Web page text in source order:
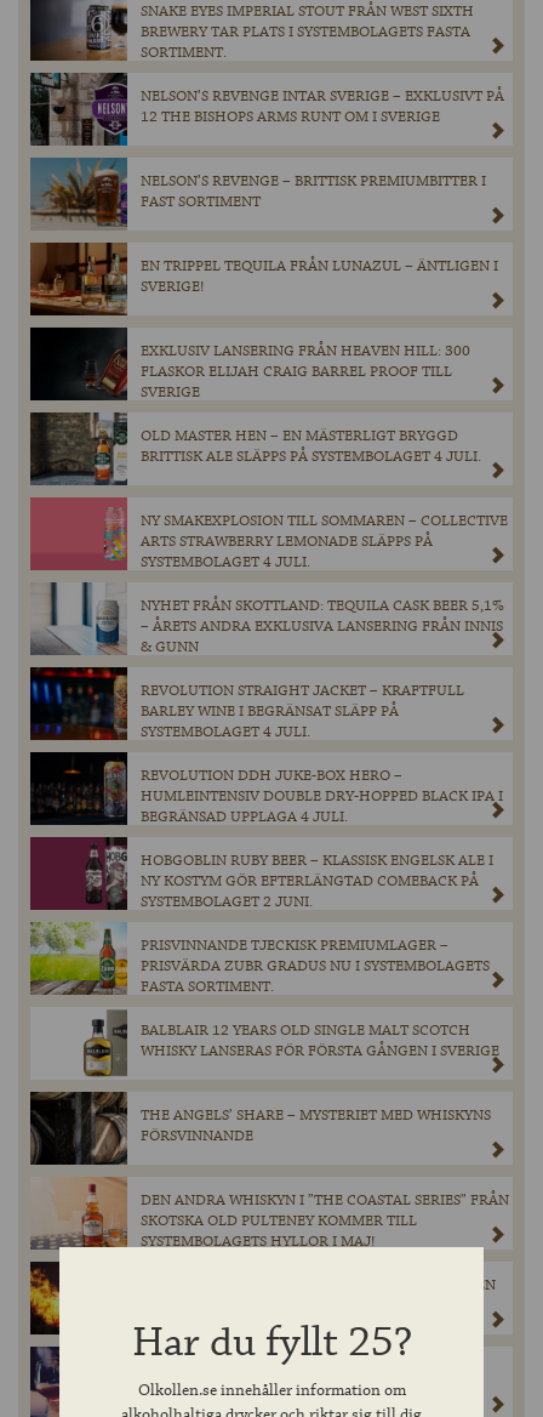
SNAKE EYES IMPERIAL STOUT FRÅN WEST SIXTH
BREWERY TAR PLATS I SYSTEMBOLAGETS FASTA
SORTIMENT.
NELSON’S REVENGE INTAR SVERIGE – EXKLUSIVT PÅ
12 THE BISHOPS ARMS RUNT OM I SVERIGE
NELSON’S REVENGE – BRITTISK PREMIUMBITTER I
FAST SORTIMENT
EN TRIPPEL TEQUILA FRÅN LUNAZUL – ÄNTLIGEN I
SVERIGE!
EXKLUSIV LANSERING FRÅN HEAVEN HILL: 300
FLASKOR ELIJAH CRAIG BARREL PROOF TILL
SVERIGE
OLD MASTER HEN – EN MÄSTERLIGT BRYGGD
BRITTISK ALE SLÄPPS PÅ SYSTEMBOLAGET 4 JULI.
NY SMAKEXPLOSION TILL SOMMAREN – COLLECTIVE
ARTS STRAWBERRY LEMONADE SLÄPPS PÅ
SYSTEMBOLAGET 4 JULI.
NYHET FRÅN SKOTTLAND: TEQUILA CASK BEER 5,1%
– ÅRETS ANDRA EXKLUSIVA LANSERING FRÅN INNIS
& GUNN
REVOLUTION STRAIGHT JACKET – KRAFTFULL
BARLEY WINE I BEGRÄNSAT SLÄPP PÅ
SYSTEMBOLAGET 4 JULI.
REVOLUTION DDH JUKE-BOX HERO –
HUMLEINTENSIV DOUBLE DRY-HOPPED BLACK IPA I
BEGRÄNSAD UPPLAGA 4 JULI.
HOBGOBLIN RUBY BEER – KLASSISK ENGELSK ALE I
NY KOSTYM GÖR EFTERLÄNGTAD COMEBACK PÅ
SYSTEMBOLAGET 2 JUNI.
PRISVINNANDE TJECKISK PREMIUMLAGER –
PRISVÄRDA ZUBR GRADUS NU I SYSTEMBOLAGETS
FASTA SORTIMENT.
BALBLAIR 12 YEARS OLD SINGLE MALT SCOTCH
WHISKY LANSERAS FÖR FÖRSTA GÅNGEN I SVERIGE
THE ANGELS’ SHARE – MYSTERIET MED WHISKYNS
FÖRSVINNANDE
DEN ANDRA WHISKYN I ”THE COASTAL SERIES” FRÅN
SKOTSKA OLD PULTENEY KOMMER TILL
SYSTEMBOLAGETS HYLLOR I MAJ!
KATASTROFEN SOM FORMADE HEAVEN HILL — EN
PADDINGTONS UTSEDD TILL GÖTEBORGS BÄSTA
SPORTBAR
Har du fyllt 25?
Olkollen.se innehåller information om